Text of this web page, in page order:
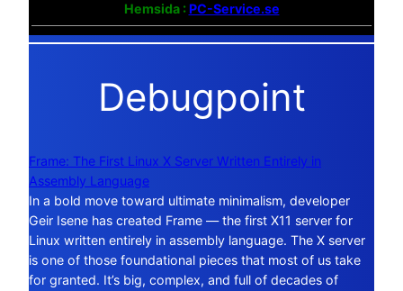
Hemsida :PC-Service.se
Debugpoint
Frame: The First Linux X Server Written Entirely in
Assembly Language
In a bold move toward ultimate minimalism, developer
Geir Isene has created Frame — the first X11 server for
Linux written entirely in assembly language. The X server
is one of those foundational pieces that most of us take
for granted. It’s big, complex, and full of decades of